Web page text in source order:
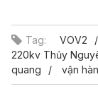
Tag: VOV2
220kv Thủy
quang
vận